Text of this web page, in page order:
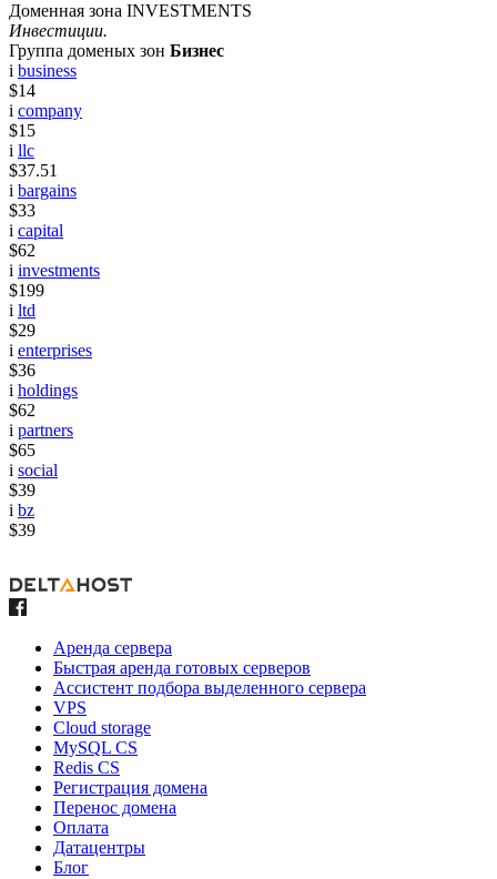
Доменная зона INVESTMENTS
Инвестиции.
Группа доменых зон Бизнес
i business
$14
i company
$15
i llc
$37.51
i bargains
$33
i capital
$62
i investments
$199
i ltd
$29
i enterprises
$36
i holdings
$62
i partners
$65
i social
$39
i bz
$39
Аренда сервера
Быстрая аренда готовых серверов
Ассистент подбора выделенного сервера
VPS
Cloud storage
MySQL CS
Redis CS
Регистрация домена
Перенос домена
Оплата
Датацентры
Блог